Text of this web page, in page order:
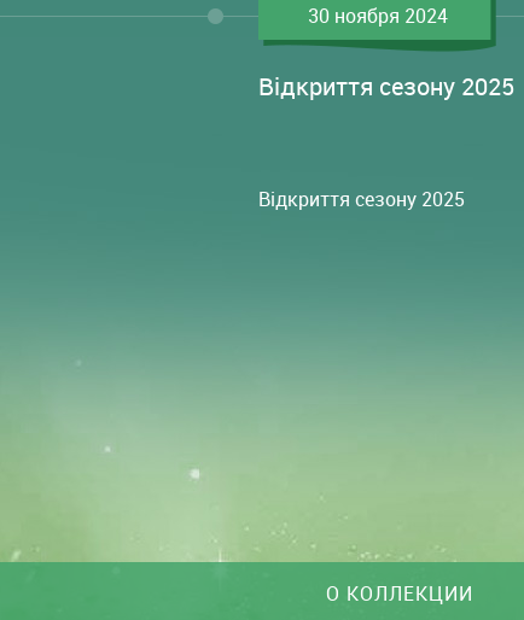
30 ноября 2024
Відкриття сезону 2025
Відкриття сезону 2025
О КОЛЛЕКЦИИ